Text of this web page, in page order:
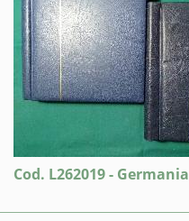
Cod. L262019 - Germania